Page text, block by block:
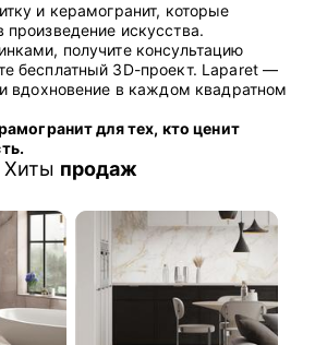
и керамогранит, которые
искусства.
получите консультацию
бесплатный 3D-проект. Laparet —
вдохновение в каждом квадратном
для тех, кто ценит
Хиты продаж